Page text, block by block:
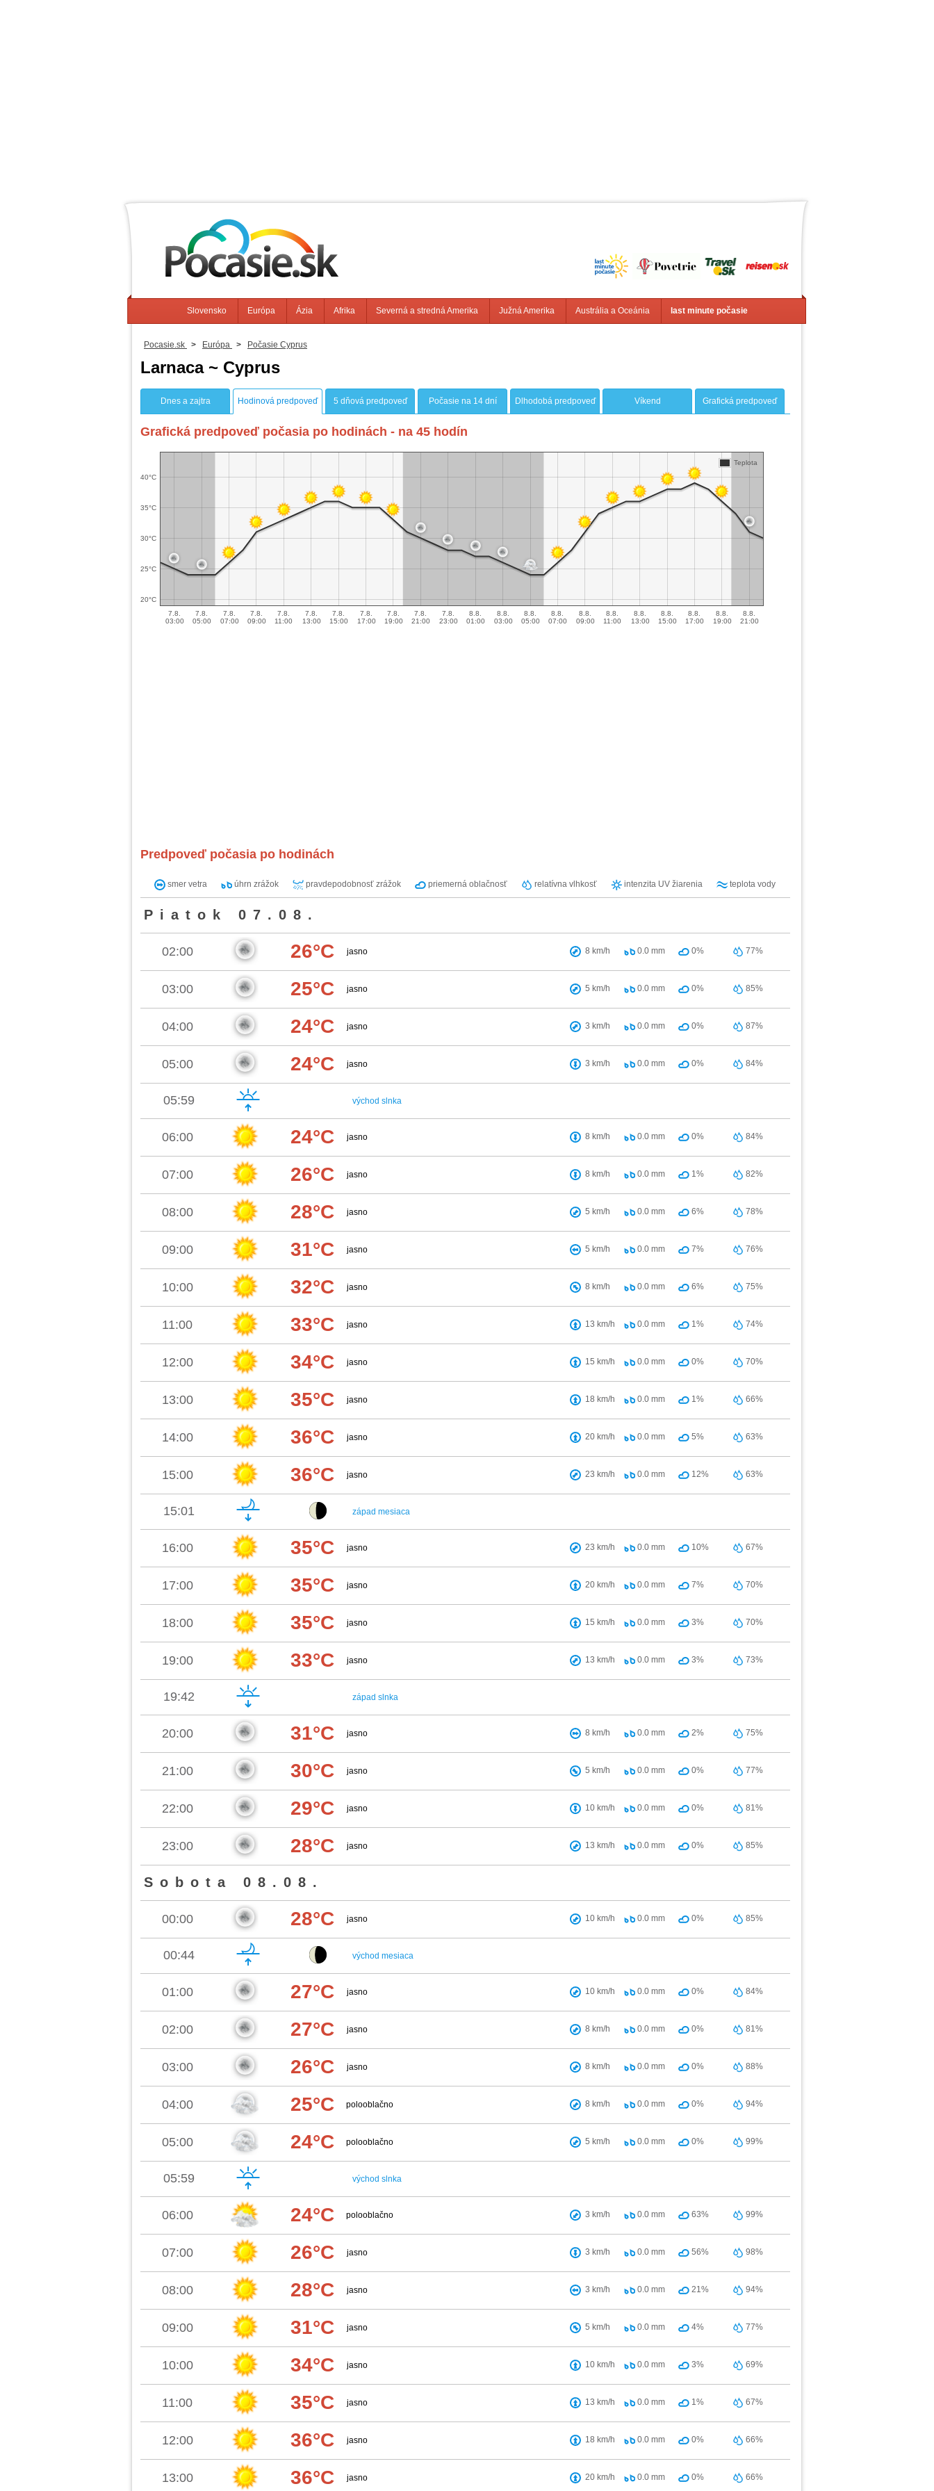
Slovensko Európa Ázia Afrika Severná a stredná Amerika Južná Amerika Austrália a Oceánia last minute počasie
Pocasie.sk > Európa > Počasie Cyprus
Larnaca ~ Cyprus
Dnes a zajtra Hodinová predpoveď 5 dňová predpoveď Počasie na 14 dní Dlhodobá predpoveď Víkend Grafická predpoveď
Grafická predpoveď počasia po hodinách - na 45 hodín
7.8.
03:00
7.8.
05:00
7.8.
07:00
7.8.
09:00
7.8.
11:00
7.8.
13:00
7.8.
15:00
7.8.
17:00
7.8.
19:00
7.8.
21:00
7.8.
23:00
8.8.
01:00
8.8.
03:00
8.8.
05:00
8.8.
07:00
8.8.
09:00
8.8.
11:00
8.8.
13:00
8.8.
15:00
8.8.
17:00
8.8.
19:00
8.8.
21:00
20°C
25°C
30°C
35°C
40°C
Teplota
Predpoveď počasia po hodinách
smer vetra úhrn zrážok pravdepodobnosť zrážok priemerná oblačnosť relatívna vlhkosť intenzita UV žiarenia teplota vody
Piatok 07.08.
02:00 26°C jasno 8 km/h 0.0 mm 0% 77%
03:00 25°C jasno 5 km/h 0.0 mm 0% 85%
04:00 24°C jasno 3 km/h 0.0 mm 0% 87%
05:00 24°C jasno 3 km/h 0.0 mm 0% 84%
05:59 východ slnka
06:00 24°C jasno 8 km/h 0.0 mm 0% 84%
07:00 26°C jasno 8 km/h 0.0 mm 1% 82%
08:00 28°C jasno 5 km/h 0.0 mm 6% 78%
09:00 31°C jasno 5 km/h 0.0 mm 7% 76%
10:00 32°C jasno 8 km/h 0.0 mm 6% 75%
11:00 33°C jasno 13 km/h 0.0 mm 1% 74%
12:00 34°C jasno 15 km/h 0.0 mm 0% 70%
13:00 35°C jasno 18 km/h 0.0 mm 1% 66%
14:00 36°C jasno 20 km/h 0.0 mm 5% 63%
15:00 36°C jasno 23 km/h 0.0 mm 12% 63%
15:01 západ mesiaca
16:00 35°C jasno 23 km/h 0.0 mm 10% 67%
17:00 35°C jasno 20 km/h 0.0 mm 7% 70%
18:00 35°C jasno 15 km/h 0.0 mm 3% 70%
19:00 33°C jasno 13 km/h 0.0 mm 3% 73%
19:42 západ slnka
20:00 31°C jasno 8 km/h 0.0 mm 2% 75%
21:00 30°C jasno 5 km/h 0.0 mm 0% 77%
22:00 29°C jasno 10 km/h 0.0 mm 0% 81%
23:00 28°C jasno 13 km/h 0.0 mm 0% 85%
Sobota 08.08.
00:00 28°C jasno 10 km/h 0.0 mm 0% 85%
00:44 východ mesiaca
01:00 27°C jasno 10 km/h 0.0 mm 0% 84%
02:00 27°C jasno 8 km/h 0.0 mm 0% 81%
03:00 26°C jasno 8 km/h 0.0 mm 0% 88%
04:00 25°C polooblačno 8 km/h 0.0 mm 0% 94%
05:00 24°C polooblačno 5 km/h 0.0 mm 0% 99%
05:59 východ slnka
06:00 24°C polooblačno 3 km/h 0.0 mm 63% 99%
07:00 26°C jasno 3 km/h 0.0 mm 56% 98%
08:00 28°C jasno 3 km/h 0.0 mm 21% 94%
09:00 31°C jasno 5 km/h 0.0 mm 4% 77%
10:00 34°C jasno 10 km/h 0.0 mm 3% 69%
11:00 35°C jasno 13 km/h 0.0 mm 1% 67%
12:00 36°C jasno 18 km/h 0.0 mm 0% 66%
13:00 36°C jasno 20 km/h 0.0 mm 0% 66%